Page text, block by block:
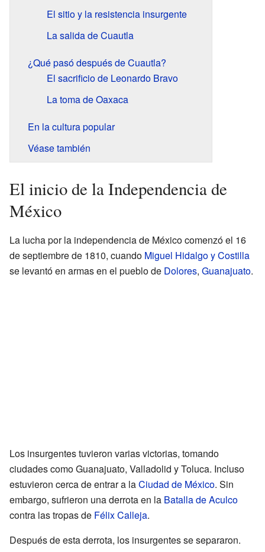
El sitio y la resistencia insurgente
La salida de Cuautla
¿Qué pasó después de Cuautla?
El sacrificio de Leonardo Bravo
La toma de Oaxaca
En la cultura popular
Véase también
El inicio de la Independencia de
México
La lucha por la independencia de México comenzó el 16
de septiembre de 1810, cuando Miguel Hidalgo y Costilla
se levantó en armas en el pueblo de Dolores, Guanajuato.
Los insurgentes tuvieron varias victorias, tomando
ciudades como Guanajuato, Valladolid y Toluca. Incluso
estuvieron cerca de entrar a laCiudad de México. Sin
embargo, sufrieron una derrota en la Batalla de Aculco
contra las tropas de Félix Calleja.
Después de esta derrota, los insurgentes se separaron.